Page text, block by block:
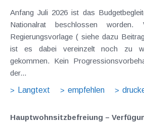
Anfang Juli 2026 ist das
Nationalrat beschlossen
Regierungsvorlage ( siehe dazu
ist es dabei vereinzelt noch zu
gekommen. Kein Progressionsvorbehalt bei der Erhöhung
der...
Langtext
empfehlen
Hauptwohnsitz​­befreiung –